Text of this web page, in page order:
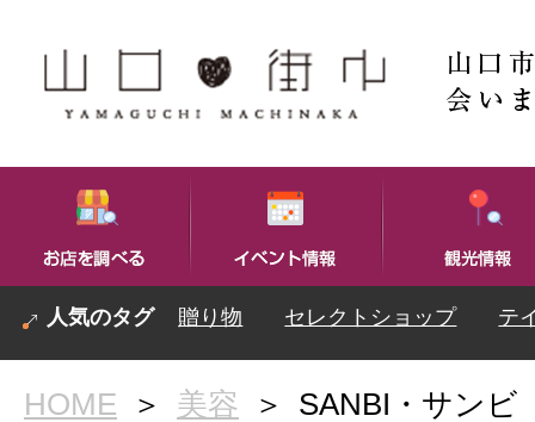
贈り物 セレクトショップ テ
HOME ＞ 美容 ＞ SANBI・サンビ